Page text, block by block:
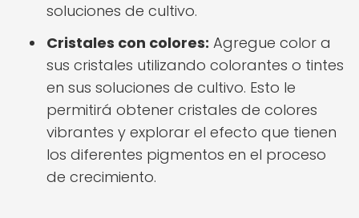
soluciones de cultivo.
Cristales con colores: Agregue color a
sus cristales utilizando colorantes o tintes
en sus soluciones de cultivo. Esto le
permitirá obtener cristales de colores
vibrantes y explorar el efecto que tienen
los diferentes pigmentos en el proceso
de crecimiento.